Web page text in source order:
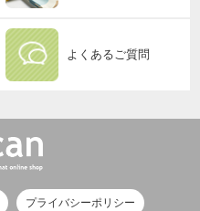
よくあるご質問
プライバシーポリシー